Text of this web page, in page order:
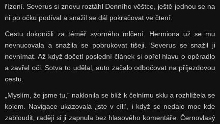
řízení. Severus si znovu roztáhl Denního věštce, ještě jednou se na
ni po očku podíval a snažil se dál pokračovat ve čtení.
Cestu dokončili za téměř svorného mlčení. Hermiona už se mu
nevnucovala a snažila se pobrukovat tišeji. Severus se snažil ji
nevnímat. Až když dočetl poslední článek si opřel hlavu o opěradlo
a zavřel oči. Sotva to udělal, auto začalo odbočovat na příjezdovou
cestu.
„Myslím, že jsme tu,“ naklonila se blíž k čelnímu sklu a rozhlížela se
kolem. Navigace ukazovala ‚jste v cíli‘, i když se nedalo moc kde
zabloudit, raději si ji zapnula bez hlasového komentáře. Černovlasý